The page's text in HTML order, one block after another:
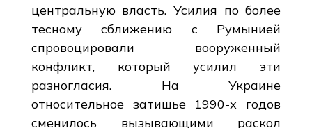
центральную власть. Усилия по более
тесному сближению с Румынией
спровоцировали вооруженный
конфликт, который усилил эти
разногласия. На Украине
относительное затишье 1990-х годов
сменилось вызывающими раскол